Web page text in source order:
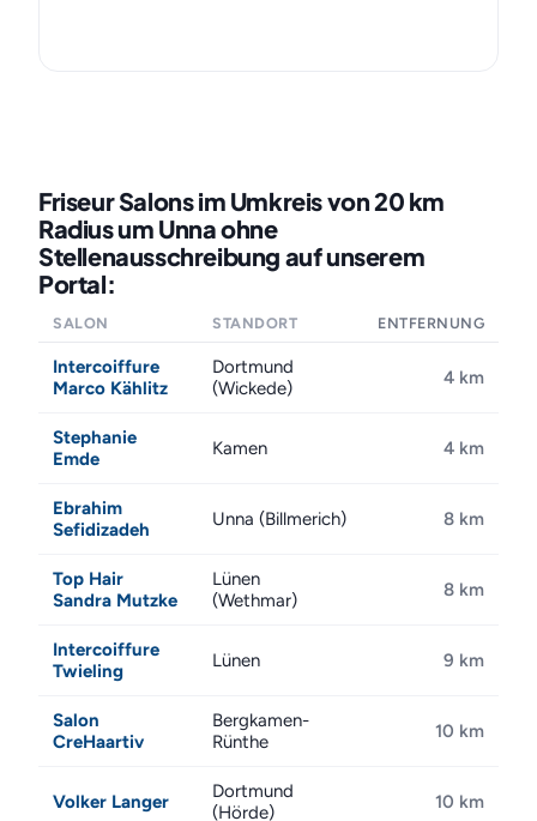
Friseur Salons im Umkreis von 20 km
Radius um Unna ohne
Stellenausschreibung auf unserem
Portal:
SALON STANDORT ENTFERNUNG
Intercoiffure
Marco Kählitz
Dortmund
(Wickede)
4 km
Stephanie
Emde
Kamen 4 km
Ebrahim
Sefidizadeh
Unna (Billmerich) 8 km
Top Hair
Sandra Mutzke
Lünen
(Wethmar)
8 km
Intercoiffure
Twieling
Lünen 9 km
Salon
CreHaartiv
Bergkamen-
Rünthe
10 km
Volker Langer
Dortmund
(Hörde)
10 km